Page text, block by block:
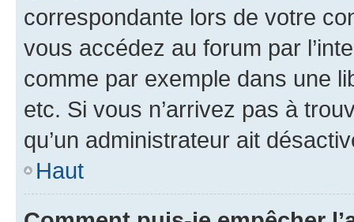
correspondante lors de votre
vous accédez au forum par
comme par exemple dans une
etc. Si vous n’arrivez pas à
qu’un administrateur ait
Haut